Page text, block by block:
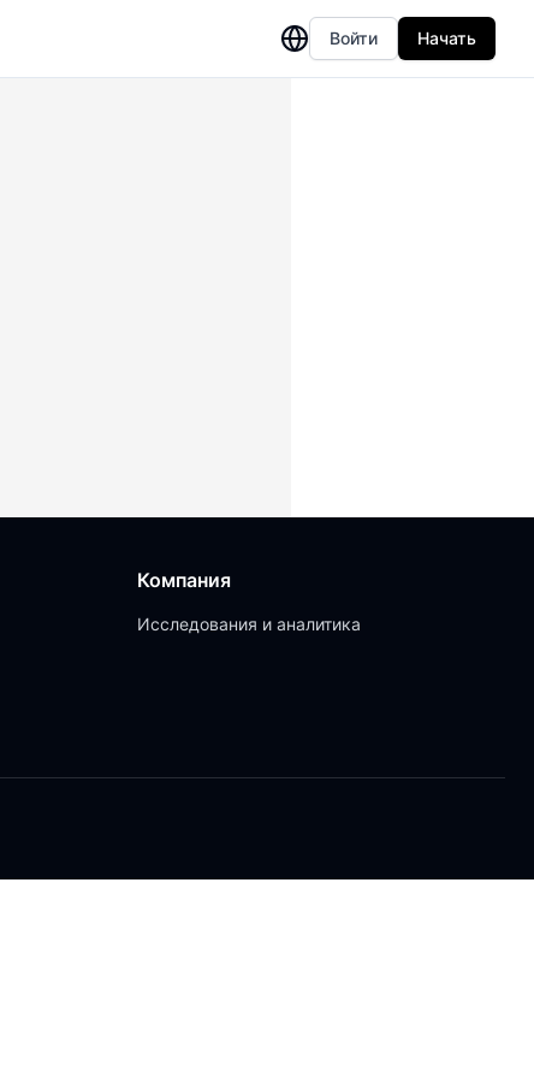
Войти Начать
Компания
Исследования и аналитика